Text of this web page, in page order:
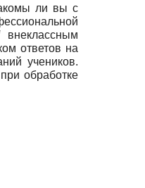
ли вы с
ответов на
учеников.
обработке